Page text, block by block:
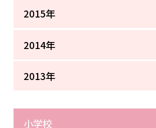
2015年
2014年
2013年
小学校